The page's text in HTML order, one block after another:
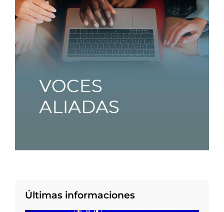
Últimas informaciones